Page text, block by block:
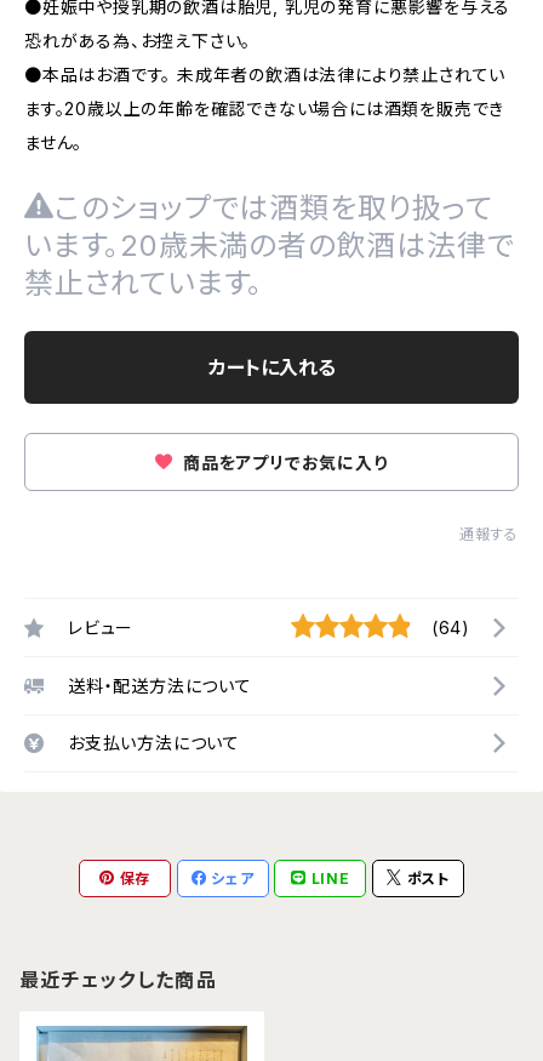
●妊娠中や授乳期の飲酒は胎児, 乳児の発育に悪影響を与える
恐れがある為、お控え下さい。
●本品はお酒です。 未成年者の飲酒は法律により禁止されてい
ます。20歳以上の年齢を確認できない場合には酒類を販売でき
ません。
このショップでは酒類を取り扱って
います。20歳未満の者の飲酒は法律で
禁止されています。
カートに入れる
商品をアプリでお気に入り
通報する
レビュー (64)
送料・配送方法について
お支払い方法について
保存 シェア LINE ポスト
最近チェックした商品